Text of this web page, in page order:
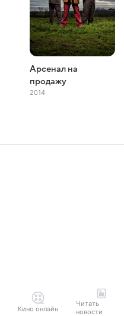
Арсенал на
продажу
2014
Кино онлайн
Читать
новости